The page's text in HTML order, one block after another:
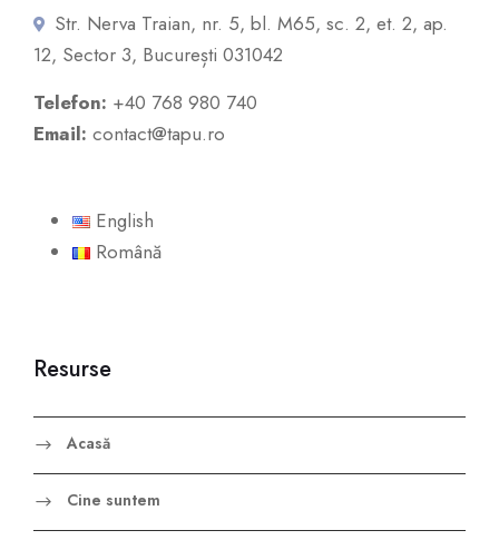
Str. Nerva Traian, nr. 5, bl. M65, sc. 2, et. 2, ap.
12, Sector 3, București 031042
Telefon: +40 768 980 740
Email: contact@tapu.ro
English
Română
Resurse
Acasă
Cine suntem